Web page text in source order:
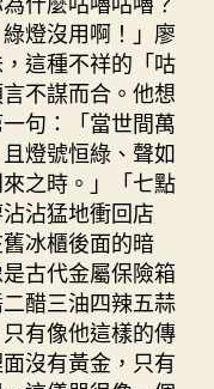
燈沒用啊！」廖
這種不祥的「咕
不謀而合。他想
句：「當世間萬
燈號恒綠、聲如
之時。」「七點
沾猛地衝回店
冰櫃後面的暗
古代金屬保險箱
醋三油四辣五蒜
有像他這樣的傳
沒有黃金，只有